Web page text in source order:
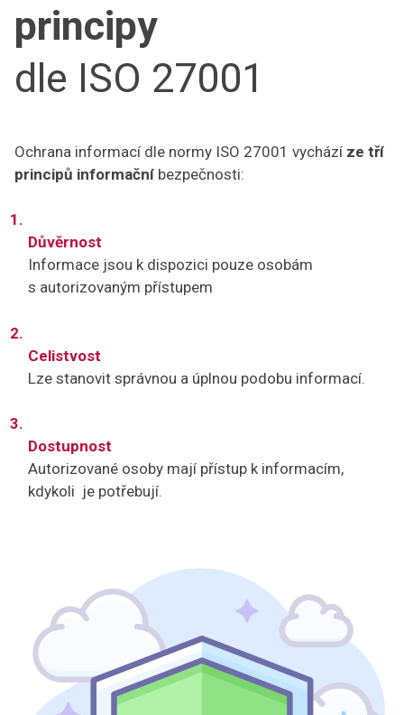
principy
dle ISO 27001
Ochrana informací dle normy ISO 27001 vychází ze tří
principů informačníbezpečnosti:
Důvěrnost
Informace jsou k dispozici pouze osobám
s autorizovaným přístupem
Celistvost
Lze stanovit správnou a úplnou podobu informací.
Dostupnost
Autorizované osoby mají přístup k informacím,
kdykoli je potřebují.